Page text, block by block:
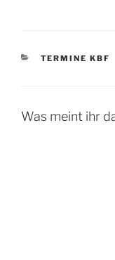
KATEGORIEN
TERMINE KBF
Was meint ihr